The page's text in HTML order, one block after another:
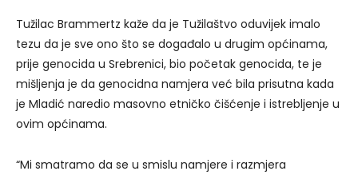
Tužilac Brammertz kaže da je Tužilaštvo oduvijek imalo
tezu da je sve ono što se događalo u drugim općinama,
prije genocida u Srebrenici, bio početak genocida, te je
mišljenja je da genocidna namjera već bila prisutna kada
je Mladić naredio masovno etničko čišćenje i istrebljenje u
ovim općinama.
“Mi smatramo da se u smislu namjere i razmjera